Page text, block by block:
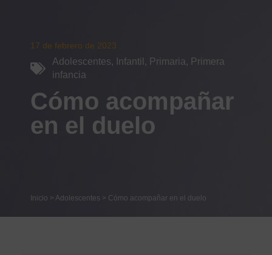
17 de febrero de 2023
Adolescentes, Infantil , Primaria, Primera
infancia
Cómo acompañar
en el duelo
Inicio > Adolescentes > Cómo acompañar en el duelo